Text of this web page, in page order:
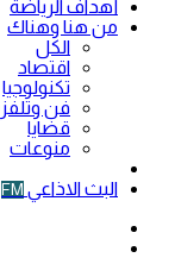
أهداف الرياضة
من هنا وهناك
الكل
اقتصاد
تكنولوجيا
فن
قضايا
منوعات
البث الاذاعي FM